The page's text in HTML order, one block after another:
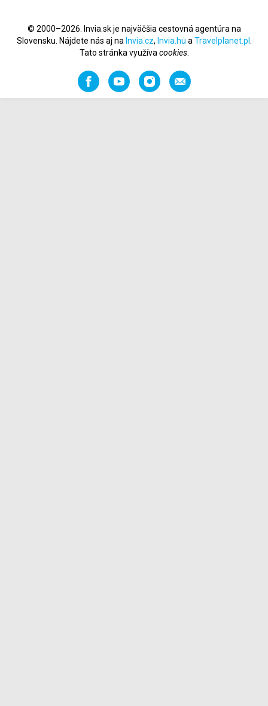
© 2000–2026. Invia.sk je najväčšia cestovná agentúra na
Slovensku. Nájdete nás aj na Invia.cz, Invia.hu a Travelplanet.pl
Tato stránka využíva cookies.
FacebookYouTubeInstagramOdporučiť